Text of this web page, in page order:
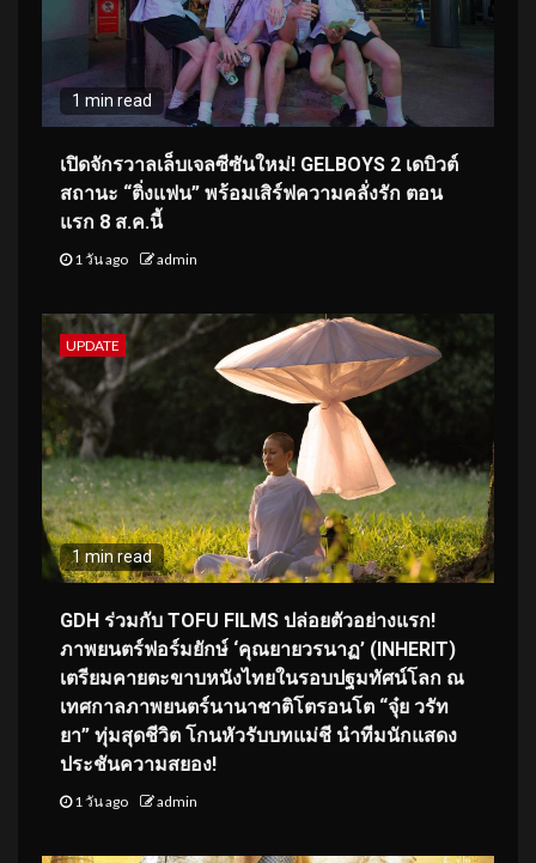
1 min read
เปิดจักรวาลเล็บเจลซีซันใหม่! GELBOYS 2 เดบิวต์
สถานะ “ติ่งแฟน” พร้อมเสิร์ฟความคลั่งรัก ตอน
แรก 8 ส.ค.นี้
1 วัน ago admin
UPDATE
1 min read
GDH ร่วมกับ TOFU FILMS ปล่อยตัวอย่างแรก!
ภาพยนตร์ฟอร์มยักษ์ ‘คุณยายวรนาฏ’ (INHERIT)
เตรียมคายตะขาบหนังไทยในรอบปฐมทัศน์โลก ณ
เทศกาลภาพยนตร์นานาชาติโตรอนโต “จุ๋ย วรัท
ยา” ทุ่มสุดชีวิต โกนหัวรับบทแม่ชี นำทีมนักแสดง
ประชันความสยอง!
1 วัน ago admin